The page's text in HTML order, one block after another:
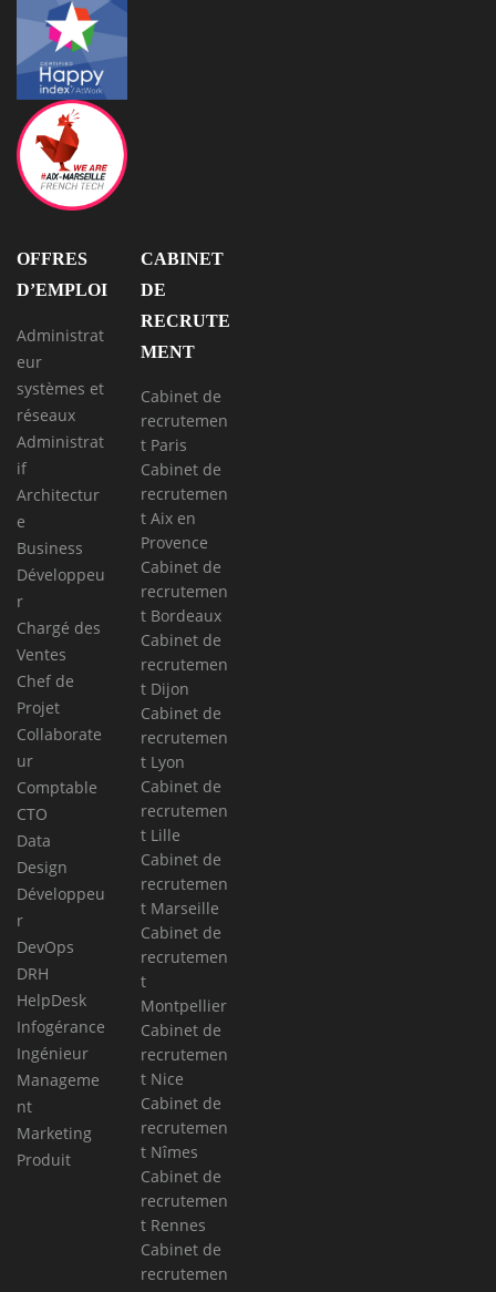
OFFRES
D’EMPLOI
Administrat
eur
systèmes et
réseaux
Administrat
if
Architectur
e
Business
Développeu
r
Chargé des
Ventes
Chef de
Projet
Collaborate
ur
Comptable
CTO
Data
Design
Développeu
r
DevOps
DRH
HelpDesk
Infogérance
Ingénieur
Manageme
nt
Marketing
Produit
CABINET
DE
RECRUTE
MENT
Cabinet de
recrutemen
t Paris
Cabinet de
recrutemen
t Aix en
Provence
Cabinet de
recrutemen
t Bordeaux
Cabinet de
recrutemen
t Dijon
Cabinet de
recrutemen
t Lyon
Cabinet de
recrutemen
t Lille
Cabinet de
recrutemen
t Marseille
Cabinet de
recrutemen
t
Montpellier
Cabinet de
recrutemen
t Nice
Cabinet de
recrutemen
t Nîmes
Cabinet de
recrutemen
t Rennes
Cabinet de
recrutemen